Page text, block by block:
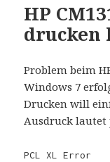
HP
drucken
Problem beim
Windows 7
Drucken will
Ausdruck lautet
PCL XL Error